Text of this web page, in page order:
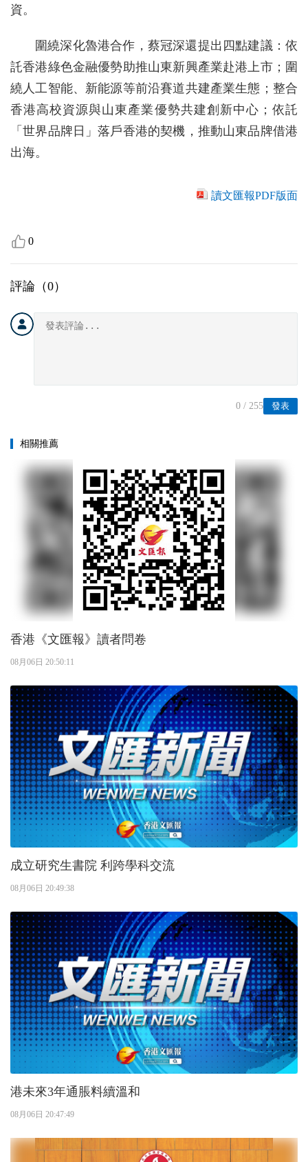
資。
圍繞深化魯港合作，蔡冠深還提出四點建議：依
託香港綠色金融優勢助推山東新興產業赴港上市；圍
繞人工智能、新能源等前沿賽道共建產業生態；整合
香港高校資源與山東產業優勢共建創新中心；依託
「世界品牌日」落戶香港的契機，推動山東品牌借港
出海。
讀文匯報PDF版面
0
評論（0）
發表
0 / 255
相關推薦
香港《文匯報》讀者問卷
08月06日 20:50:11
成立研究生書院 利跨學科交流
08月06日 20:49:38
港未來3年通脹料續溫和
08月06日 20:47:49